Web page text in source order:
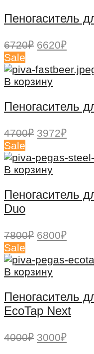
Пеногаситель
6720₽
составляла
6720₽.
6620₽
Sale
В корзину
Пеногаситель
4700₽
составляла
4700₽.
3972₽
Sale
В корзину
Пеногаситель
Duo
7800₽
составляла
7800₽.
6800₽
Sale
В корзину
Пеногаситель
EcoTap Next
4000₽ 3000₽